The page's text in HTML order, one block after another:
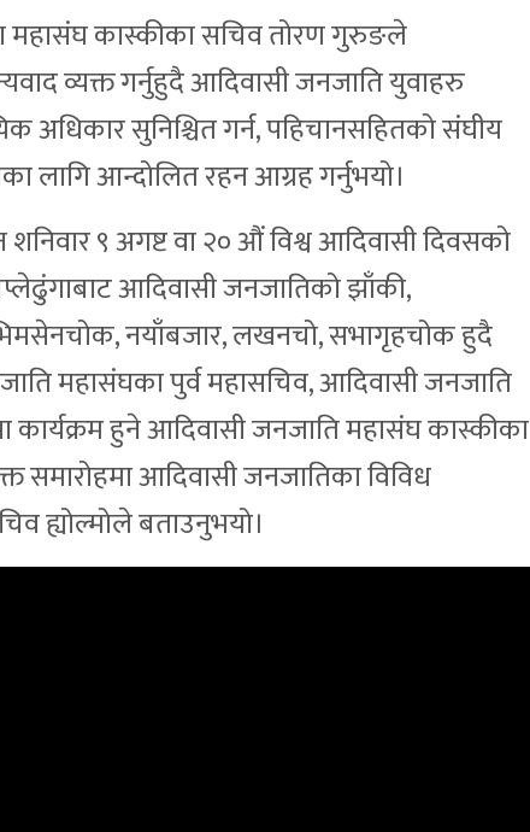
महासंघ कास्कीका सचिव तोरण गुरुङले
व्यक्त गर्नुहुदै आदिवासी जनजाति युवाहरु
सुनिश्चित गर्न, पहिचानसहितको संघीय
लागि आन्दोलित रहन आग्रह गर्नुभयो।
शनिवार ९ अगष्ट वा २० औं विश्व आदिवासी दिवसको
आदिवासी जनजातिको झाँकी,
नयाँबजार, लखनचो, सभागृहचोक हुदै
महासंघका पुर्व महासचिव, आदिवासी जनजाति
हुने आदिवासी जनजाति महासंघ कास्कीका
समारोहमा आदिवासी जनजातिका विविध
ह्योल्मोले बताउनुभयो।